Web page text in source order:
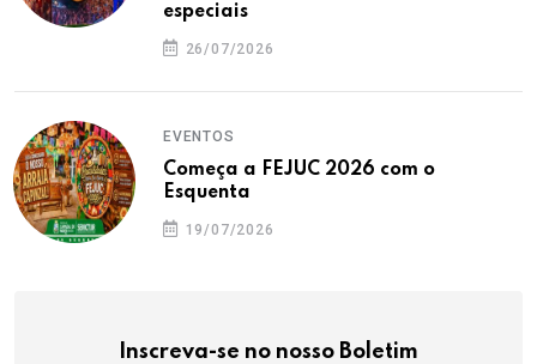
especiais
26/07/2026
EVENTOS
Começa a FEJUC 2026 com o
Esquenta
19/07/2026
Inscreva-se no nosso Boletim